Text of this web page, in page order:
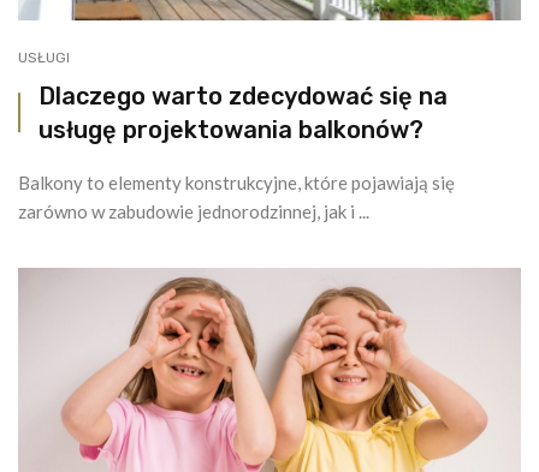
USŁUGI
Dlaczego warto zdecydować się na
usługę projektowania balkonów?
Balkony to elementy konstrukcyjne, które pojawiają się
zarówno w zabudowie jednorodzinnej, jak i ...